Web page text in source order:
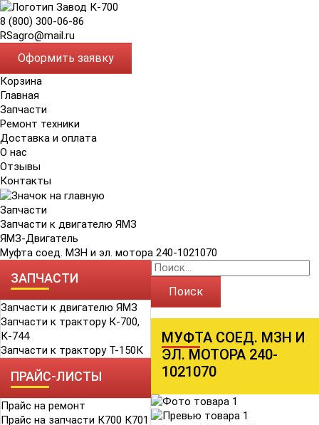
8 (800) 300-06-86
RSagro@mail.ru
Оформить заявку
Корзина
Главная
Запчасти
Ремонт техники
Доставка и оплата
О нас
Отзывы
Контакты
Запчасти
Запчасти к двигателю ЯМЗ
ЯМЗ-Двигатель
Муфта соед. МЗН и эл. мотора 240-1021070
ЗАПЧАСТИ
Запчасти к двигателю ЯМЗ
Запчасти к трактору К-700,
К-744
Запчасти к трактору Т-150К
ПРАЙС-ЛИСТЫ
Прайс на ремонт
Прайс на запчасти К700 К701
Поиск
МУФТА СОЕД. МЗН И
ЭЛ. МОТОРА 240-
1021070